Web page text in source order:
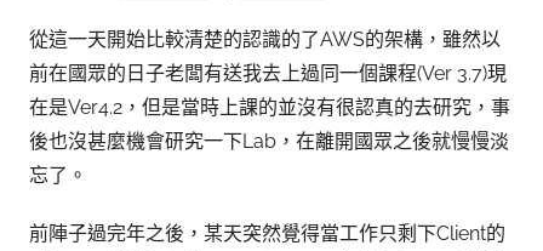
從這一天開始比較清楚的認識的了AWS的架構，雖然以
前在國眾的日子老闆有送我去上過同一個課程(Ver 3.7)現
在是Ver4.2，但是當時上課的並沒有很認真的去研究，事
後也沒甚麼機會研究一下Lab，在離開國眾之後就慢慢淡
忘了。
前陣子過完年之後，某天突然覺得當工作只剩下Client的